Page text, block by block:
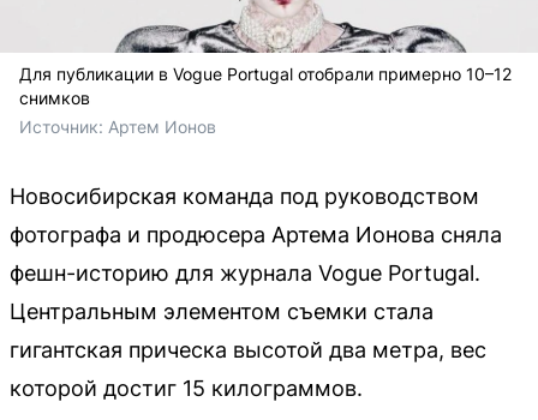
Для публикации в Vogue Portugal отобрали примерно 10–12
снимков
Источник: Артем Ионов
Новосибирская команда под руководством
фотографа и продюсера Артема Ионова сняла
фешн-историю для журнала Vogue Portugal.
Центральным элементом съемки стала
гигантская прическа высотой два метра, вес
которой достиг 15 килограммов.